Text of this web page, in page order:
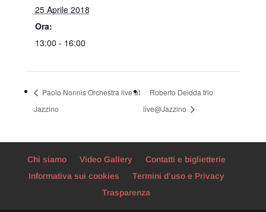
25 Aprile 2018
Ora:
13:00 - 16:00
Paolo Nonnis Orchestra live at
Jazzino
Roberto Deidda trio
live@Jazzino
Chi siamo Video Gallery
Contatti e biglietterie
Informativa sui cookies
Termini d’uso e Privacy
Trasparenza